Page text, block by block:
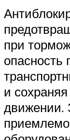
при
опасность
и
движении.